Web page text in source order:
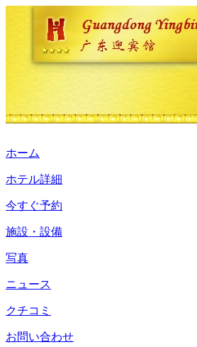
ホーム
ホテル詳細
今すぐ予約
施設・設備
写真
ニュース
クチコミ
お問い合わせ